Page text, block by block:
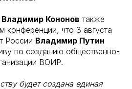
Владимир Кононов также
конференции, что 3 августа
России Владимир Путин
по созданию общественно-
ВОИР.
будет создана единая